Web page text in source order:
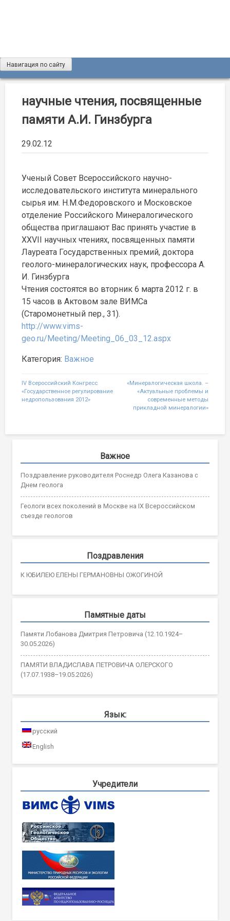
Журнал «Разведка и охрана недр»
Мы рады вас приветствовать на сайте журнала «Разведка
и охрана недр»
Навигация по сайту
научные чтения, посвященные
памяти А.И. Гинзбурга
29.02.12
Ученый Совет Всероссийского научно-
исследовательского института минерального
сырья им. Н.М.Федоровского и Московское
отделение Российского Минералогического
общества приглашают Вас принять участие в
XXVII научных чтениях, посвященных памяти
Лауреата Государственных премий, доктора
геолого-минералогических наук, профессора А.
И. Гинзбурга
Чтения состоятся во вторник 6 марта 2012 г. в
15 часов в Актовом зале ВИМСа
(Старомонетный пер., 31).
http://www.vims-
geo.ru/Meeting/Meeting_06_03_12.aspx
Категория: Важное
Навигация
по
IV Всероссийский Конгресс
«Государственное регулирование
недропользования 2012»
«Минералогическая школа. –
«Актуальные проблемы и
современные методы
прикладной минералогии»
Важное
Поздравление руководителя Роснедр Олега Казанова с
Днем геолога
Геологи всех поколений в Москве на IX Всероссийском
съезде геологов
Поздравления
К ЮБИЛЕЮ ЕЛЕНЫ ГЕРМАНОВНЫ ОЖОГИНОЙ
Памятные даты
Памяти Лобанова Дмитрия Петровича (12.10.1924–
30.05.2026)
ПАМЯТИ ВЛАДИСЛАВА ПЕТРОВИЧА ОЛЕРСКОГО
(17.07.1938–19.05.2026)
Язык:
русский
English
Учредители